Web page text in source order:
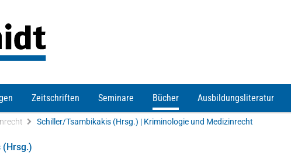
Zeitschriften Seminare Bücher Ausbildungsliteratur
Schiller/Tsambikakis (Hrsg.) | Kriminologie und Medizinrecht
(Hrsg.)